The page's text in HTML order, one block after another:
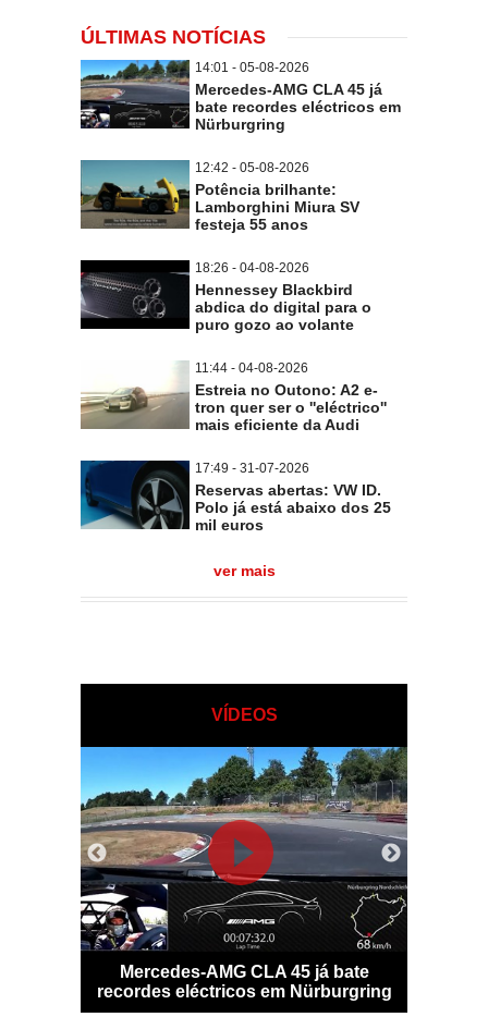
ÚLTIMAS NOTÍCIAS
14:01 - 05-08-2026
Mercedes-AMG CLA 45 já
bate recordes eléctricos em
Nürburgring
12:42 - 05-08-2026
Potência brilhante:
Lamborghini Miura SV
festeja 55 anos
18:26 - 04-08-2026
Hennessey Blackbird
abdica do digital para o
puro gozo ao volante
11:44 - 04-08-2026
Estreia no Outono: A2 e-
tron quer ser o ''eléctrico''
mais eficiente da Audi
17:49 - 31-07-2026
Reservas abertas: VW ID.
Polo já está abaixo dos 25
mil euros
ver mais
VÍDEOS
Mercedes-AMG CLA 45 já bate
recordes eléctricos em Nürburgring